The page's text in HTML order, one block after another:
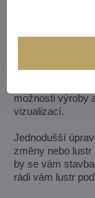
pokud by vám
Pokud si z naší
pro vás svítidlo
obrázek/fotka,
možnosti výroby
vizualizací.
Jednodušší
změny nebo lustr
by se vám
rádi vám lustr